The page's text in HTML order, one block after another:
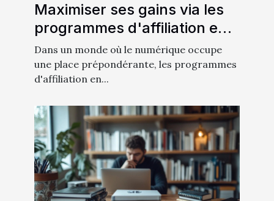
Maximiser ses gains via les
programmes d'affiliation en
ligne
Dans un monde où le numérique occupe
une place prépondérante, les programmes
d'affiliation en...